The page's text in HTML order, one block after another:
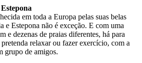
em toda a Europa pelas suas belas
e Estepona não é exceção. E com uma
e dezenas de praias diferentes, há para
relaxar ou fazer exercício, com a
grupo de amigos.